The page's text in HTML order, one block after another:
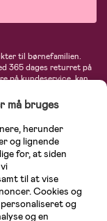
til børnefamilien.
365 dages returret på
på kundeservice, kan
gravide og ammende
meget mere. Vi
Maxi-Cosi, Baby
Avent, Neonate,
venter på dig!
må bruges
herunder
og lignende
for, at siden
til at vise
Cookies og
og
og en